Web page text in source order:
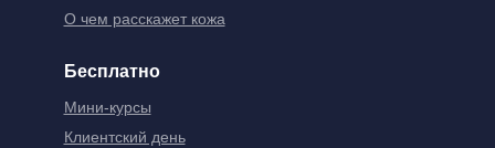
Бесплатно
Мини-курсы
Клиентский день
О чем расскажет кожа